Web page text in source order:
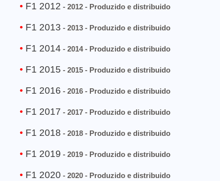
F1 2012 - 2012 - Produzido e distribuido
F1 2013 - 2013 - Produzido e distribuido
F1 2014 - 2014 - Produzido e distribuido
F1 2015 - 2015 - Produzido e distribuido
F1 2016 - 2016 - Produzido e distribuido
F1 2017 - 2017 - Produzido e distribuido
F1 2018 - 2018 - Produzido e distribuido
F1 2019 - 2019 - Produzido e distribuido
F1 2020 - 2020 - Produzido e distribuido